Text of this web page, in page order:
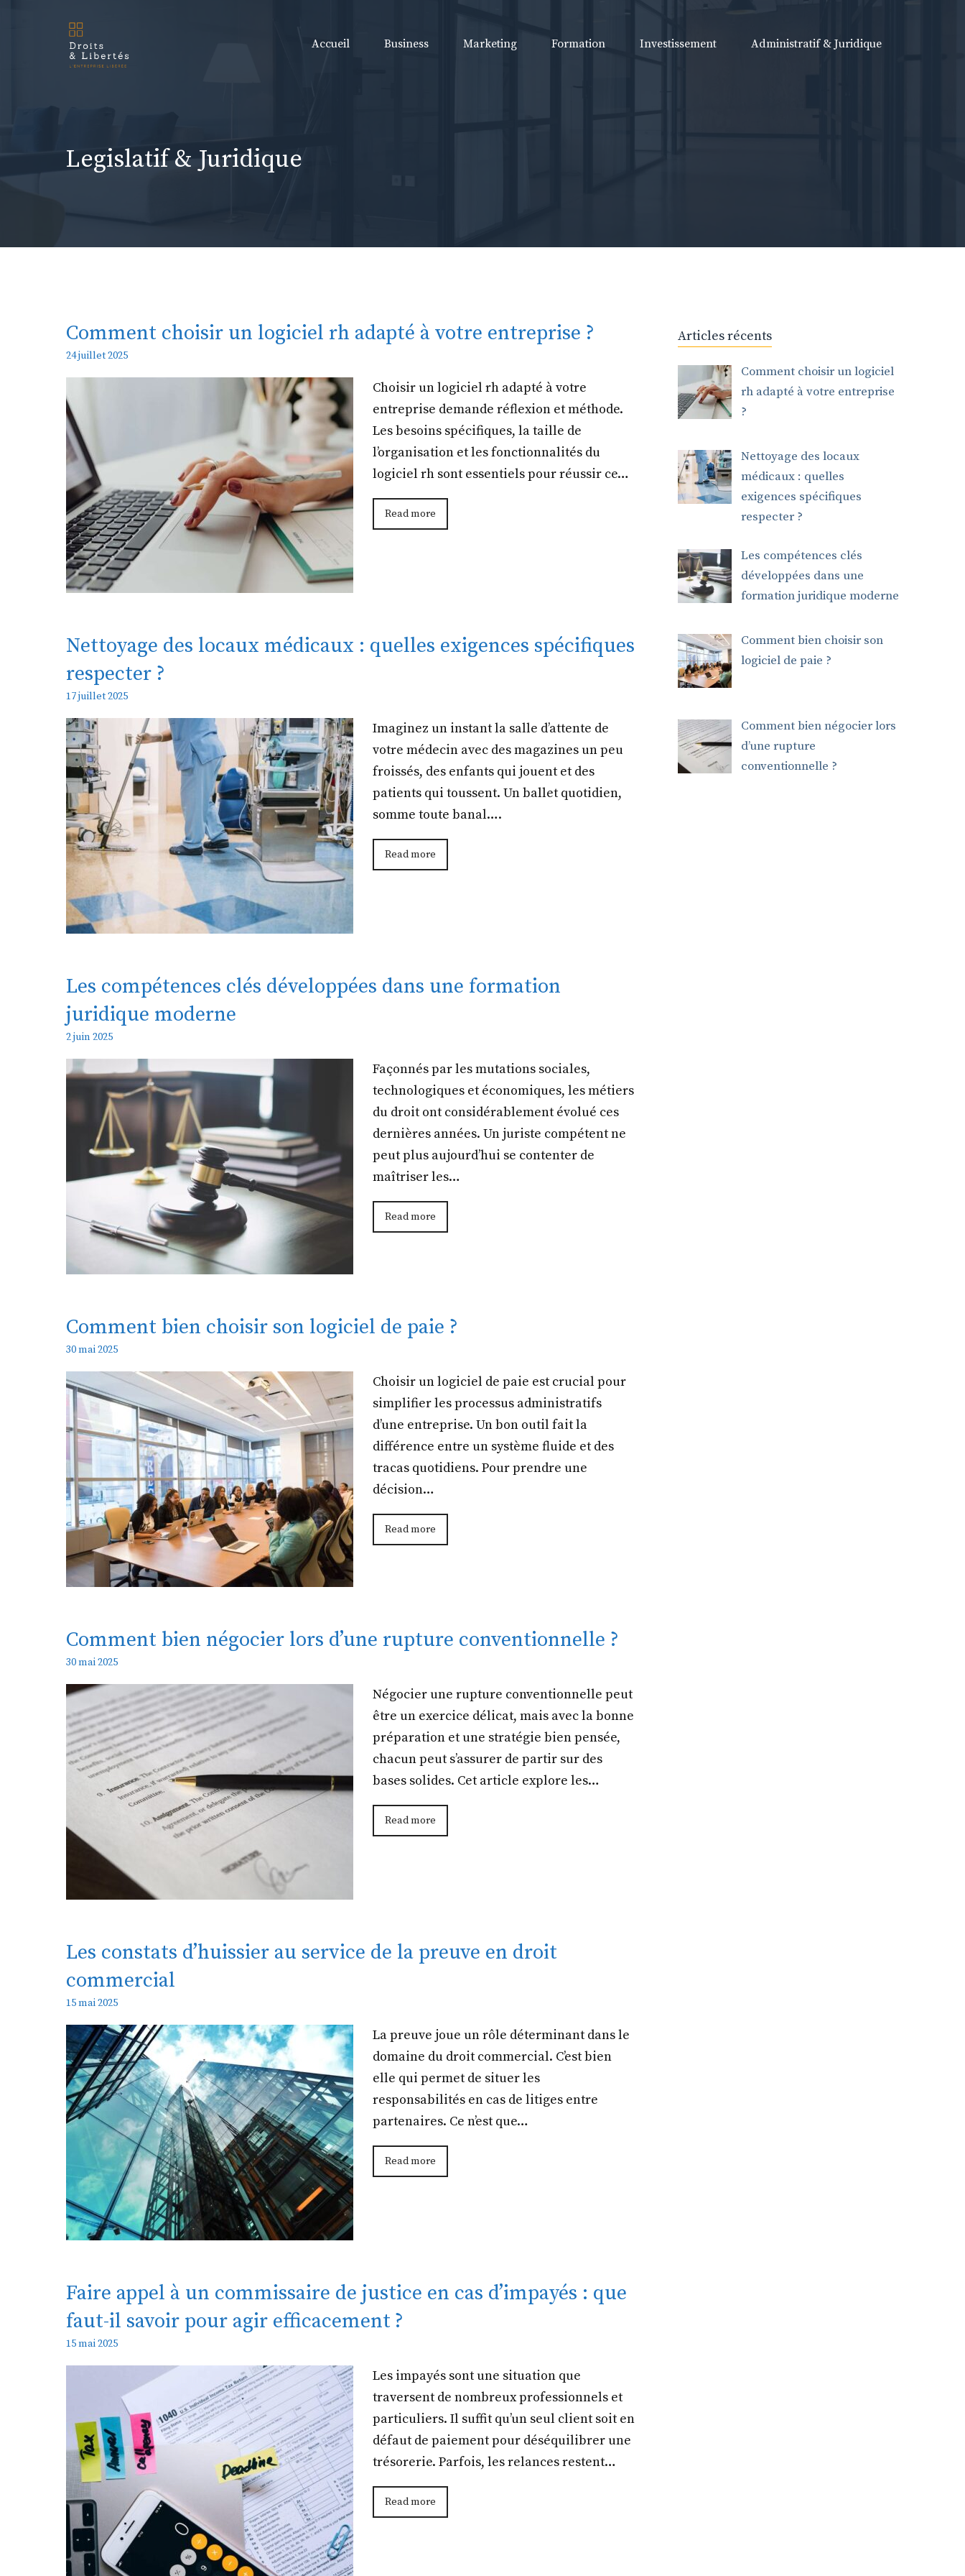
Accueil Business Marketing Formation Investissement Administratif & Juridique
Legislatif & Juridique
Comment choisir un logiciel rh adapté à votre entreprise ?
24 juillet 2025
Choisir un logiciel rh adapté à votre
entreprise demande réflexion et méthode.
Les besoins spécifiques, la taille de
l’organisation et les fonctionnalités du
logiciel rh sont essentiels pour réussir ce…
Read more
Nettoyage des locaux médicaux : quelles exigences spécifiques
respecter ?
17 juillet 2025
Imaginez un instant la salle d’attente de
votre médecin avec des magazines un peu
froissés, des enfants qui jouent et des
patients qui toussent. Un ballet quotidien,
somme toute banal….
Read more
Les compétences clés développées dans une formation
juridique moderne
2 juin 2025
Façonnés par les mutations sociales,
technologiques et économiques, les métiers
du droit ont considérablement évolué ces
dernières années. Un juriste compétent ne
peut plus aujourd’hui se contenter de
maîtriser les…
Read more
Comment bien choisir son logiciel de paie ?
30 mai 2025
Choisir un logiciel de paie est crucial pour
simplifier les processus administratifs
d’une entreprise. Un bon outil fait la
différence entre un système fluide et des
tracas quotidiens. Pour prendre une
décision…
Read more
Comment bien négocier lors d’une rupture conventionnelle ?
30 mai 2025
Négocier une rupture conventionnelle peut
être un exercice délicat, mais avec la bonne
préparation et une stratégie bien pensée,
chacun peut s’assurer de partir sur des
bases solides. Cet article explore les…
Read more
Les constats d’huissier au service de la preuve en droit
commercial
15 mai 2025
La preuve joue un rôle déterminant dans le
domaine du droit commercial. C’est bien
elle qui permet de situer les
responsabilités en cas de litiges entre
partenaires. Ce n’est que…
Read more
Faire appel à un commissaire de justice en cas d’impayés : que
faut-il savoir pour agir efficacement ?
15 mai 2025
Les impayés sont une situation que
traversent de nombreux professionnels et
particuliers. Il suffit qu’un seul client soit en
défaut de paiement pour déséquilibrer une
trésorerie. Parfois, les relances restent…
Read more
Articles récents
Comment choisir un logiciel
rh adapté à votre entreprise
?
Nettoyage des locaux
médicaux : quelles
exigences spécifiques
respecter ?
Les compétences clés
développées dans une
formation juridique moderne
Comment bien choisir son
logiciel de paie ?
Comment bien négocier lors
d’une rupture
conventionnelle ?